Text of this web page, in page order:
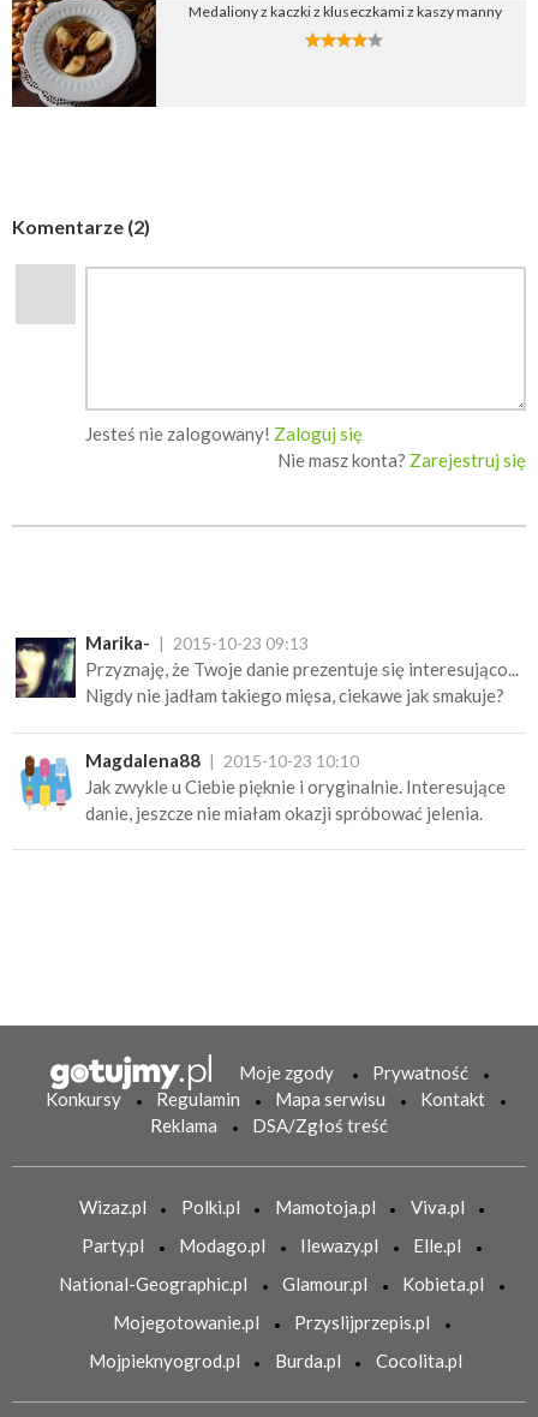
Medaliony z kaczki z kluseczkami z kaszy manny
Komentarze (2)
Jesteś nie zalogowany! Zaloguj się
Nie masz konta? Zarejestruj się
Marika- 2015-10-23 09:13
Przyznaję, że Twoje danie prezentuje się interesująco...
Nigdy nie jadłam takiego mięsa, ciekawe jak smakuje?
Magdalena88 2015-10-23 10:10
Jak zwykle u Ciebie pięknie i oryginalnie. Interesujące
danie, jeszcze nie miałam okazji spróbować jelenia.
Moje zgody
Prywatność
Konkursy
Regulamin Mapa serwisu
Kontakt
Reklama
DSA/Zgłoś treść
Wizaz.pl Polki.pl Mamotoja.pl
Viva.pl
Party.pl
Modago.pl Ilewazy.pl
Elle.pl
National-Geographic.pl
Glamour.pl
Kobieta.pl
Mojegotowanie.pl
Przyslijprzepis.pl
Mojpieknyogrod.pl
Burda.pl Cocolita.pl